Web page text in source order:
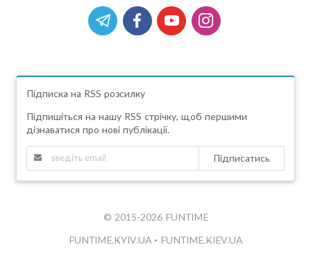
Підписка на RSS розсилку
Підпишіться на нашу RSS стрічку, щоб першими
дізнаватися про нові публікації.
Підписатись
© 2015-2026 FUNTIME
FUNTIME.KYIV.UA • FUNTIME.KIEV.UA